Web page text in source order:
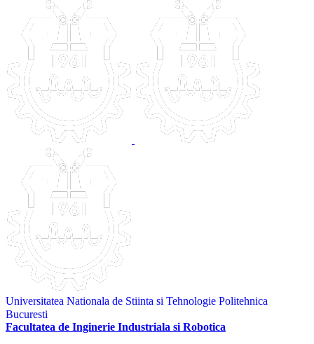
Universitatea Nationala de Stiinta si Tehnologie Politehnica
Bucuresti
Facultatea de Inginerie Industriala si Robotica